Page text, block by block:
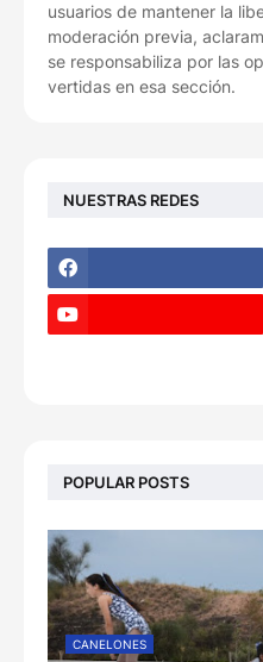
usuarios de mantener la
moderación previa,
se responsabiliza por las
vertidas en esa sección.
NUESTRAS REDES
POPULAR POSTS
CANELONES